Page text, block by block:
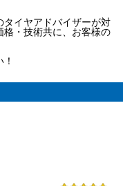
イヤアドバイザーが対
格・技術共に、お客様の